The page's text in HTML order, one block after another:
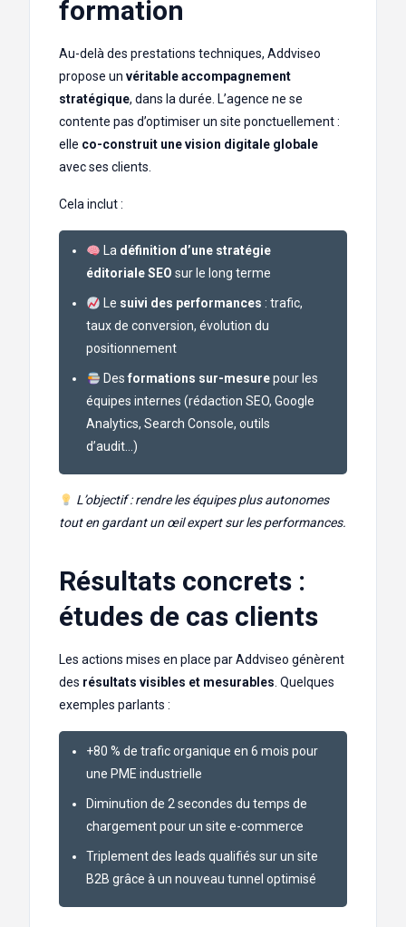
formation
Au-delà des prestations techniques, Addviseo
propose un véritable accompagnement
stratégique, dans la durée. L’agence ne se
contente pas d’optimiser un site ponctuellement :
elle co-construit une vision digitale globale
avec ses clients.
Cela inclut :
La définition d’une stratégie
éditoriale SEO sur le long terme
Le suivi des performances : trafic,
taux de conversion, évolution du
positionnement
Des formations sur-mesurepour les
équipes internes (rédaction SEO, Google
Analytics, Search Console, outils
d’audit…)
L’objectif : rendre les équipes plus autonomes
tout en gardant un œil expert sur les performances.
Résultats concrets :
études de cas clients
Les actions mises en place par Addviseo génèrent
des résultats visibles et mesurables. Quelques
exemples parlants :
+80 % de trafic organique en 6 mois pour
une PME industrielle
Diminution de 2 secondes du temps de
chargement pour un site e-commerce
Triplement des leads qualifiés sur un site
B2B grâce à un nouveau tunnel optimisé